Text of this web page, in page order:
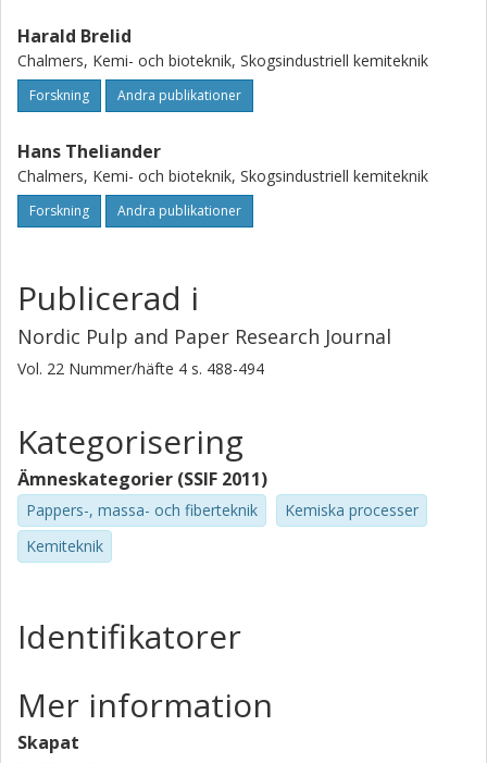
Harald Brelid
Chalmers, Kemi- och bioteknik, Skogsindustriell kemiteknik
Forskning Andra publikationer
Hans Theliander
Chalmers, Kemi- och bioteknik, Skogsindustriell kemiteknik
Forskning Andra publikationer
Publicerad i
Nordic Pulp and Paper Research Journal
Vol. 22 Nummer/häfte 4 s. 488-494
Kategorisering
Ämneskategorier (SSIF 2011)
Pappers-, massa- och fiberteknik
Kemiska processer
Kemiteknik
Identifikatorer
Mer information
Skapat